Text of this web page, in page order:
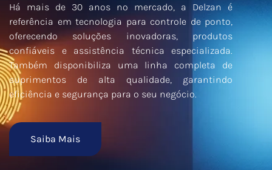
Há mais de 30 anos no mercado, a Delzan é
referência em tecnologia para controle de ponto,
oferecendo soluções inovadoras, produtos
confiáveis e assistência técnica especializada.
Também disponibiliza uma linha completa de
suprimentos de alta qualidade, garantindo
eficiência e segurança para o seu negócio.
Saiba Mais